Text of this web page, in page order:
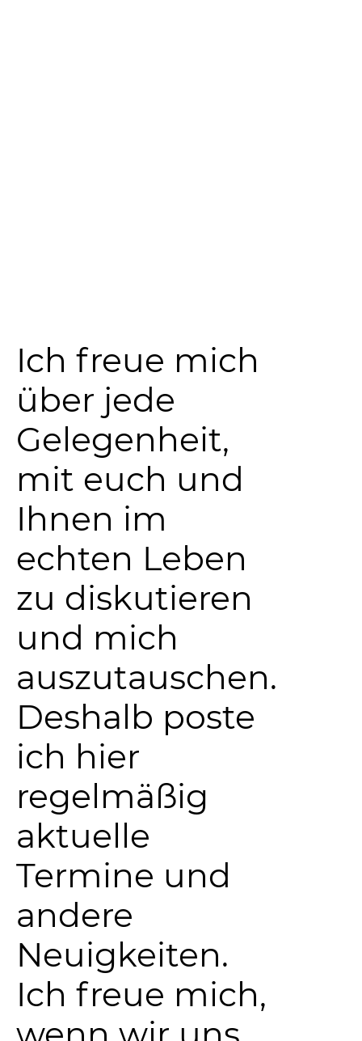
Ich freue mich
über jede
Gelegenheit,
mit euch und
Ihnen im
echten Leben
zu diskutieren
und mich
auszutauschen.
Deshalb poste
ich hier
regelmäßig
aktuelle
Termine und
andere
Neuigkeiten.
Ich freue mich,